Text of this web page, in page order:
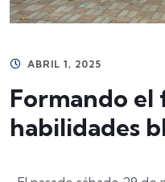
ABRIL 1, 2025
Formando
habilidades